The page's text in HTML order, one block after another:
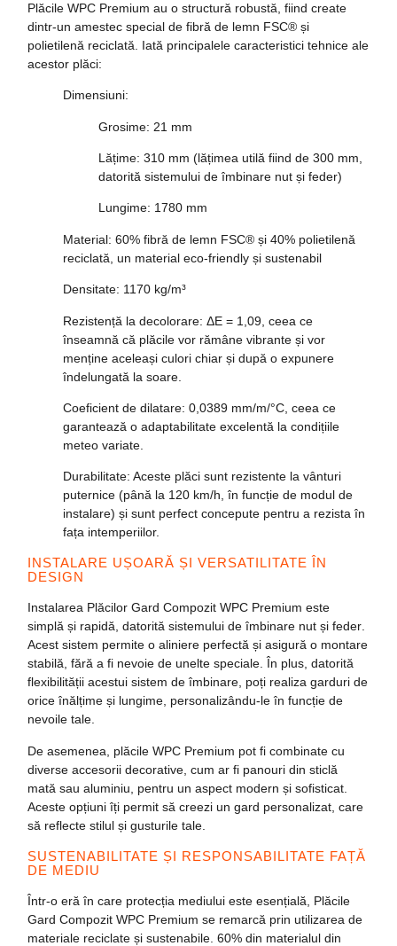
Plăcile WPC Premium au o structură robustă, fiind create
dintr-un amestec special defibră de lemn FSC® și
polietilenă reciclată . Iată principalele caracteristici tehnice ale
acestor plăci:
Dimensiuni:
Grosime: 21 mm
Lățime: 310 mm (lățimea utilă fiind de 300 mm,
datorită sistemului de îmbinare nut și feder)
Lungime: 1780 mm
Material: 60% fibră de lemn FSC® și 40% polietilenă
reciclată, un material eco-friendly și sustenabil
Densitate: 1170 kg/m³
Rezistență la decolorare: ΔE = 1,09, ceea ce
înseamnă că plăcile vor rămâne vibrante și vor
menține aceleași culori chiar și după o expunere
îndelungată la soare.
Coeficient de dilatare: 0,0389 mm/m/°C, ceea ce
garantează o adaptabilitate excelentă la condițiile
meteo variate.
Durabilitate: Aceste plăci sunt rezistente la vânturi
puternice (până la 120 km/h, în funcție de modul de
instalare) și sunt perfect concepute pentru a rezista în
fața intemperiilor.
INSTALARE UȘOARĂ ȘI VERSATILITATE ÎN
DESIGN
Instalarea Plăcilor Gard Compozit WPC Premium este
simplă și rapidă, datorită sistemului de îmbinare nut și feder.
Acest sistem permite o aliniere perfectă și asigură o montare
stabilă, fără a fi nevoie de unelte speciale. În plus, datorită
flexibilității acestui sistem de îmbinare, poți realiza garduri de
orice înălțime și lungime, personalizându-le în funcție de
nevoile tale.
De asemenea, plăcile WPC Premium pot fi combinate cu
diverse accesorii decorative, cum ar fi panouri din sticlă
mată sau aluminiu, pentru un aspect modern și sofisticat.
Aceste opțiuni îți permit să creezi un gard personalizat, care
să reflecte stilul și gusturile tale.
SUSTENABILITATE ȘI RESPONSABILITATE FAȚĂ
DE MEDIU
Într-o eră în care protecția mediului este esențială, Plăcile
Gard Compozit WPC Premium se remarcă prin utilizarea de
materiale reciclate șisustenabile .60% din materialul din